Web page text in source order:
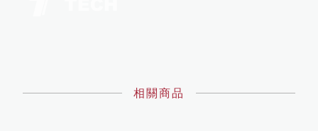
相關商品